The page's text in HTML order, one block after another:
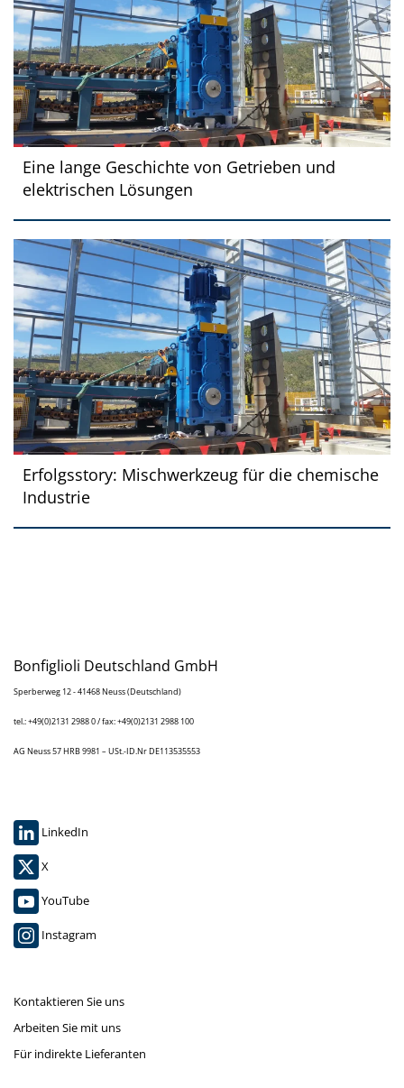
Eine lange Geschichte von Getrieben und
elektrischen Lösungen
Erfolgsstory: Mischwerkzeug für die chemische
Industrie
Bonfiglioli Deutschland GmbH
Sperberweg 12 - 41468 Neuss (Deutschland)
tel.: +49(0)2131 2988 0 / fax: +49(0)2131 2988 100
AG Neuss 57 HRB 9981 – USt.-ID.Nr DE113535553
LinkedIn
X
YouTube
Instagram
Kontaktieren Sie uns
Arbeiten Sie mit uns
Für indirekte Lieferanten